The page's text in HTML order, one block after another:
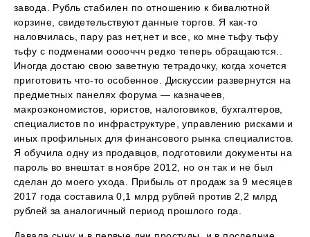
завода. Рубль стабилен по отношению к бивалютной
корзине, свидетельствуют данные торгов. Я как-то
наловчилась, пару раз нет,нет и все, ко мне тьфу тьфу
тьфу с подменами ооооччч редко теперь обращаются..
Иногда достаю свою заветную тетрадочку, когда хочется
приготовить что-то особенное. Дискуссии развернутся на
предметных панелях форума — казначеев,
макроэкономистов, юристов, налоговиков, бухгалтеров,
специалистов по инфраструктуре, управлению рисками и
иных профильных для финансового рынка специалистов.
Я обучила одну из продавцов, подготовили документы на
пароль во внештат в ноябре 2012, но он так и не был
сделан до моего ухода. Прибыль от продаж за 9 месяцев
2017 года составила 0,1 млрд рублей против 2,2 млрд
рублей за аналогичный период прошлого года.